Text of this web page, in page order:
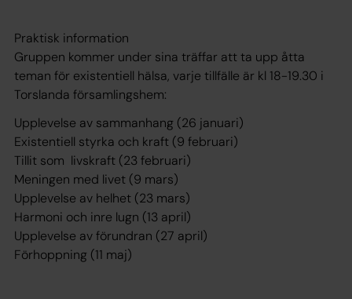
Praktisk information
Gruppen kommer under sina träffar att ta upp åtta
teman för existentiell hälsa, varje tillfälle är kl 18-19.30 i
Torslanda församlingshem:
Upplevelse av sammanhang (26 januari)
Existentiell styrka och kraft (9 februari)
Tillit som livskraft (23 februari)
Meningen med livet (9 mars)
Upplevelse av helhet (23 mars)
Harmoni och inre lugn (13 april)
Upplevelse av förundran (27 april)
Förhoppning (11 maj)